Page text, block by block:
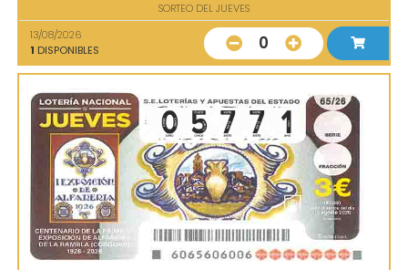
SORTEO DEL JUEVES
13/08/2026
1 DISPONIBLES 0